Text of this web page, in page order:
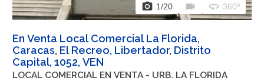
photo_camera 1/20 videocam 360 360º
En Venta Local Comercial La Florida,
Caracas, El Recreo, Libertador, Distrito
Capital, 1052, VEN
LOCAL COMERCIAL EN VENTA - URB. LA FLORIDA